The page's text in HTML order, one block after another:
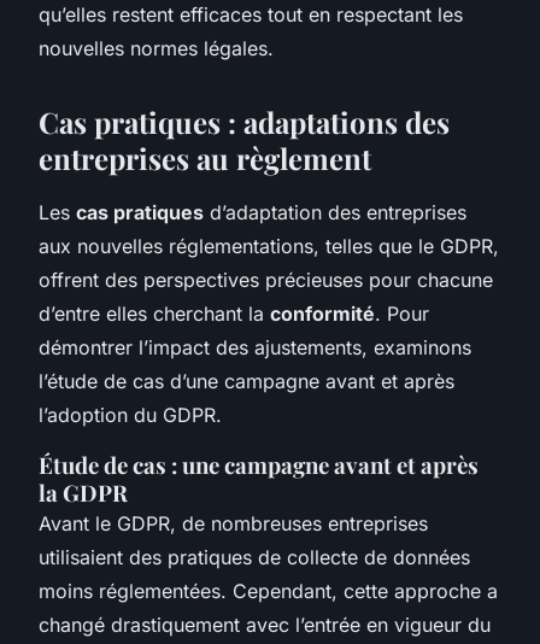
qu’elles restent efficaces tout en respectant les
nouvelles normes légales.
Cas pratiques : adaptations des
entreprises au règlement
Les cas pratiques d’adaptation des entreprises
aux nouvelles réglementations, telles que le GDPR,
offrent des perspectives précieuses pour chacune
d’entre elles cherchant la conformité. Pour
démontrer l’impact des ajustements, examinons
l’étude de cas d’une campagne avant et après
l’adoption du GDPR.
Étude de cas : une campagne avant et après
la GDPR
Avant le GDPR, de nombreuses entreprises
utilisaient des pratiques de collecte de données
moins réglementées. Cependant, cette approche a
changé drastiquement avec l’entrée en vigueur du